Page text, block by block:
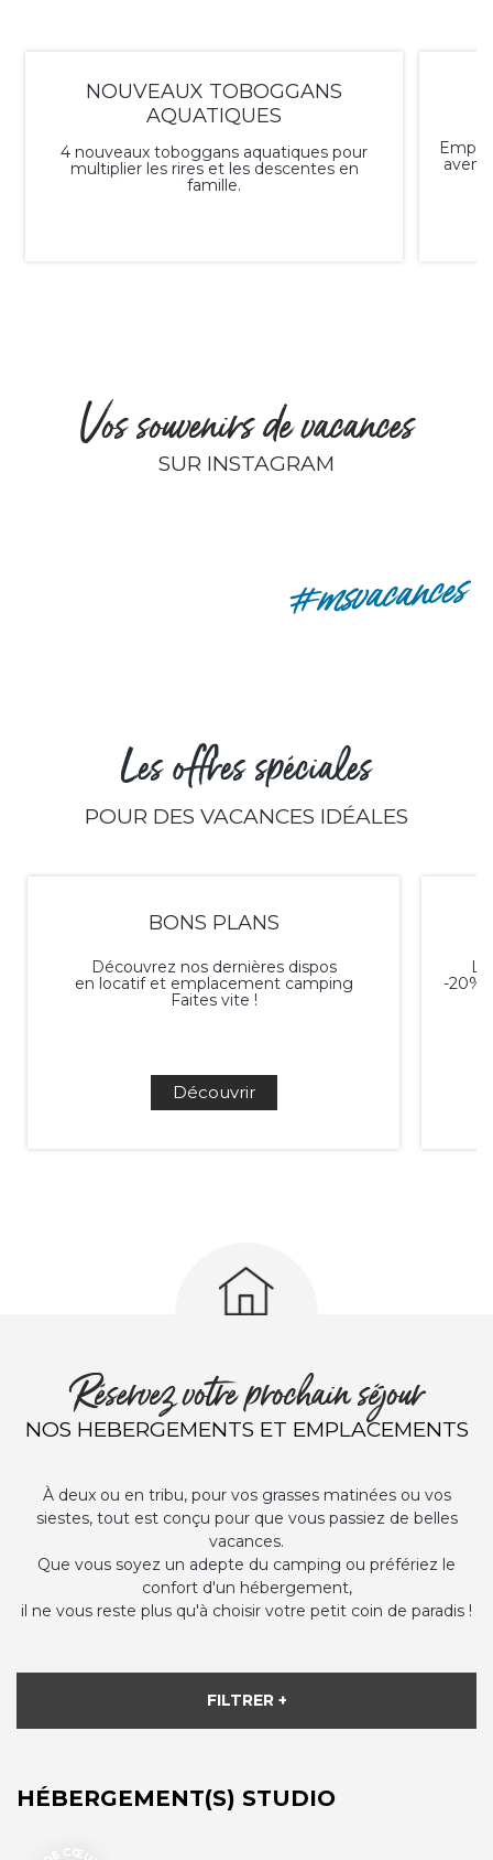
NOUVEAUX TOBOGGANS
AQUATIQUES
4 nouveaux toboggans aquatiques pour
multiplier les rires et les descentes en
famille.
Vos souvenirs de vacances
SUR INSTAGRAM
#msvacances
Les offres spéciales
POUR DES VACANCES IDÉALES
BONS PLANS
Découvrez nos dernières dispos
en locatif et emplacement camping
Faites vite !
Découvrir
-20%
Réservez votre prochain séjour
NOS HEBERGEMENTS ET EMPLACEMENTS
À deux ou en tribu, pour vos grasses matinées ou vos
siestes, tout est conçu pour que vous passiez de belles
vacances.
Que vous soyez un adepte du camping ou préfériez le
confort d'un hébergement,
il ne vous reste plus qu'à choisir votre petit coin de paradis !
FILTRER +
HÉBERGEMENT(S) STUDIO